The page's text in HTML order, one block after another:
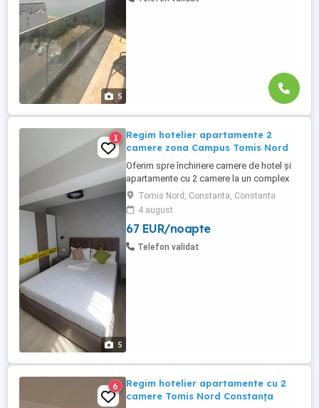
5
5
1
Regim hotelier apartamente 2
camere zona Campus Tomis Nord
Oferim spre închiriere camere de hotel și
apartamente cu 2 camere la un complex
hotelier de 3 și 4 stele . Contra cost avem
și mic dejun la cerere (40 lei de persoană)
Complexul hotelier se află în zona Tomis
Nord Campus Universitate. Dotări:
Complet mobilate și utilate modern Aer
Tomis Nord, Constanta, Constanta
4 august
67 EUR/noapte
Telefon validat
6
Regim hotelier apartamente cu 2
camere Tomis Nord Constanța